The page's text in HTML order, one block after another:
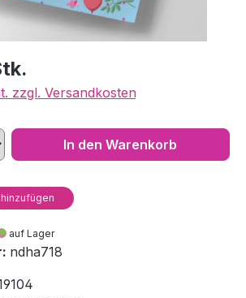
zzgl. Versandkosten
In den Warenkorb
auf Lager
ndha718